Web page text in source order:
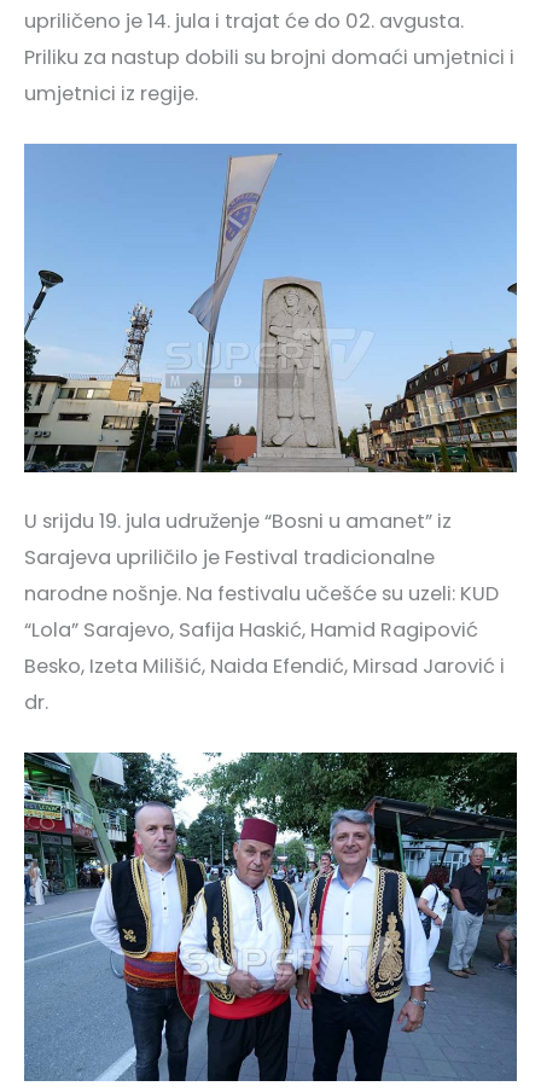
upriličeno je 14. jula i trajat će do 02. avgusta.
Priliku za nastup dobili su brojni domaći umjetnici i
umjetnici iz regije.
U srijdu 19. jula udruženje “Bosni u amanet” iz
Sarajeva upriličilo je Festival tradicionalne
narodne nošnje. Na festivalu učešće su uzeli: KUD
“Lola” Sarajevo, Safija Haskić, Hamid Ragipović
Besko, Izeta Milišić, Naida Efendić, Mirsad Jarović i
dr.